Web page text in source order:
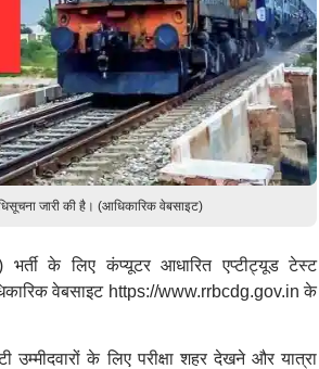
जारी की है। (आधिकारिक वेबसाइट)
के लिए कंप्यूटर आधारित एप्टीट्यूड टेस्ट
वेबसाइट https://www.rrbcdg.gov.in के
के लिए परीक्षा शहर देखने और यात्रा